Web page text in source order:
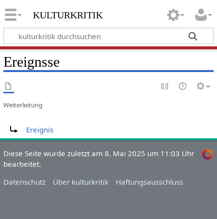
kulturkritik
Ereignsse
Weiterleitung
Ereignis
Diese Seite wurde zuletzt am 8. Mai 2025 um 11:03 Uhr
bearbeitet.
Datenschutz
Über kulturkritik Haftungsausschluss